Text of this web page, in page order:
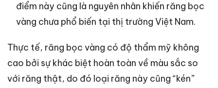
điểm này cũng là nguyên nhân khiến răng bọc
vàng chưa phổ biến tại thị trường Việt Nam.
Thực tế, răng bọc vàng có độ thẩm mỹ không
cao bởi sự khác biệt hoàn toàn về màu sắc so
với răng thật, do đó loại răng này cũng “kén”